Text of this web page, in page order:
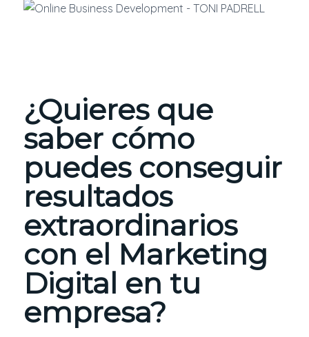
¿Quieres que
saber cómo
puedes conseguir
resultados
extraordinarios
con el Marketing
Digital en tu
empresa?